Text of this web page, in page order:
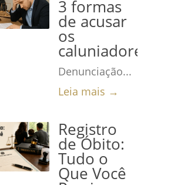
3 formas
de acusar
os
caluniadores
Denunciação...
Leia mais →
Registro
de Óbito:
Tudo o
Que Você